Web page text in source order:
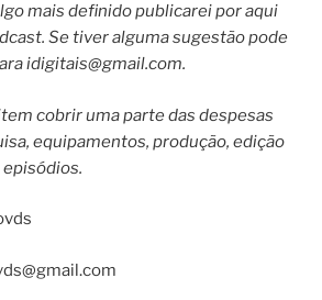
mais definido publicarei por aqui
Se tiver alguma sugestão pode
idigitais@gmail.com.
cobrir uma parte das despesas
equipamentos, produção, edição